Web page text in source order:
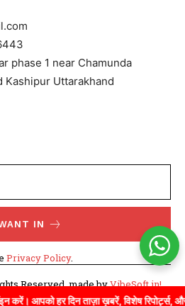
हर दिन ताज़ा ख़बरें, विशेष रिपोर्ट्स, और गहन
phase 1 near Chamunda
Kashipur Uttarakhand
IN
Privacy Policy.
Reserved. made byVibeSoft.in!